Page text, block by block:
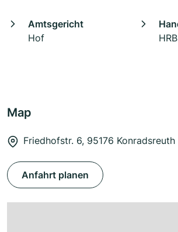
Amtsgericht
Hof
Map
Friedhofstr. 6, 95176 Konradsreuth
Anfahrt planen